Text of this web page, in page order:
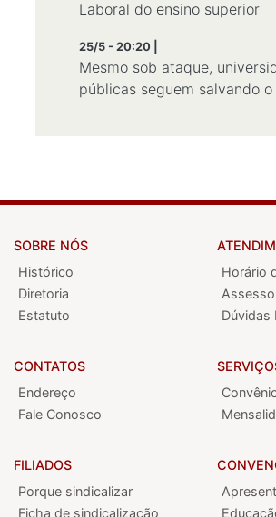
Laboral do ensino superior
25/5 - 20:20 |
Mesmo sob ataque,
públicas seguem salvando o
SOBRE NÓS
Histórico
Diretoria
Estatuto
CONTATOS
Endereço
Fale Conosco
Horário
Dúvidas
FILIADOS
Porque sindicalizar
Ficha de sindicalização